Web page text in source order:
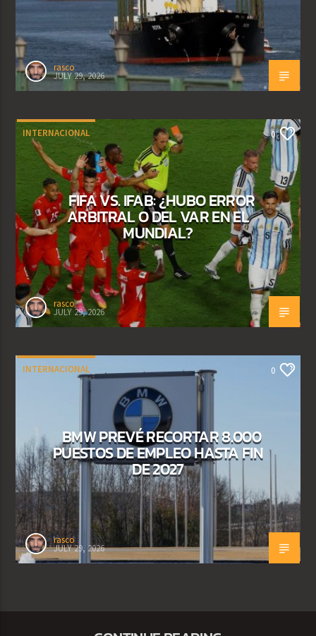
rasco
JULY 29, 2026
INTERNACIONAL 0
FIFA VS. IFAB: ¿HUBO ERROR
ARBITRAL O DEL VAR EN EL
MUNDIAL?
rasco
JULY 29, 2026
INTERNACIONAL 0
BMW PREVÉ RECORTAR 8.000
PUESTOS DE EMPLEO HASTA FIN
DE 2027
rasco
JULY 29, 2026